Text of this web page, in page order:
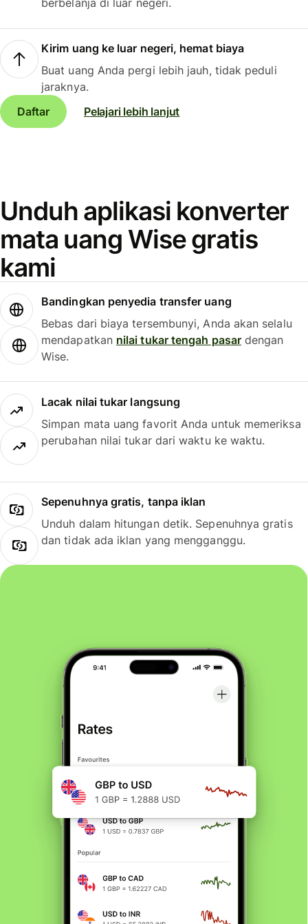
berbelanja di luar negeri.
Kirim uang ke luar negeri, hemat biaya
Buat uang Anda pergi lebih jauh, tidak peduli
jaraknya.
Daftar
Pelajari lebih lanjut
Unduh aplikasi konverter
mata uang Wise gratis
kami
Bandingkan penyedia transfer uang
Bebas dari biaya tersembunyi, Anda akan selalu
mendapatkan nilai tukar tengah pasardengan
Wise.
Lacak nilai tukar langsung
Simpan mata uang favorit Anda untuk memeriksa
perubahan nilai tukar dari waktu ke waktu.
Sepenuhnya gratis, tanpa iklan
Unduh dalam hitungan detik. Sepenuhnya gratis
dan tidak ada iklan yang mengganggu.